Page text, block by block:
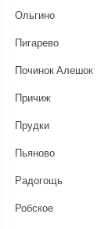
Ольгино
Пигарево
Починок Алешок
Причиж
Прудки
Пьяново
Радогощь
Робское